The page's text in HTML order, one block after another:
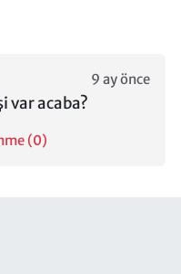
9 ay önce
var acaba?
(0)